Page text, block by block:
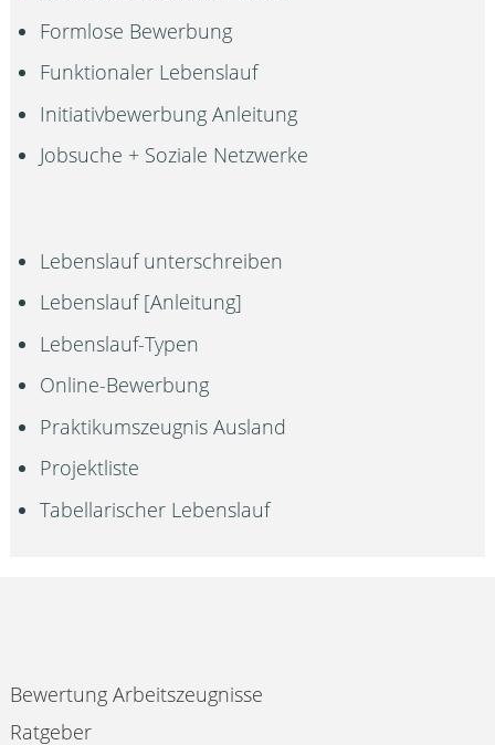
Formlose Bewerbung
Funktionaler Lebenslauf
Initiativbewerbung Anleitung
Jobsuche + Soziale Netzwerke
Lebenslauf unterschreiben
Lebenslauf [Anleitung]
Lebenslauf-Typen
Online-Bewerbung
Praktikumszeugnis Ausland
Projektliste
Tabellarischer Lebenslauf
Bewertung Arbeitszeugnisse
Ratgeber